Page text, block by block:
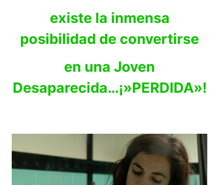
existe la inmensa
posibilidad de convertirse
en una Joven
Desaparecida…¡»PERDIDA»!